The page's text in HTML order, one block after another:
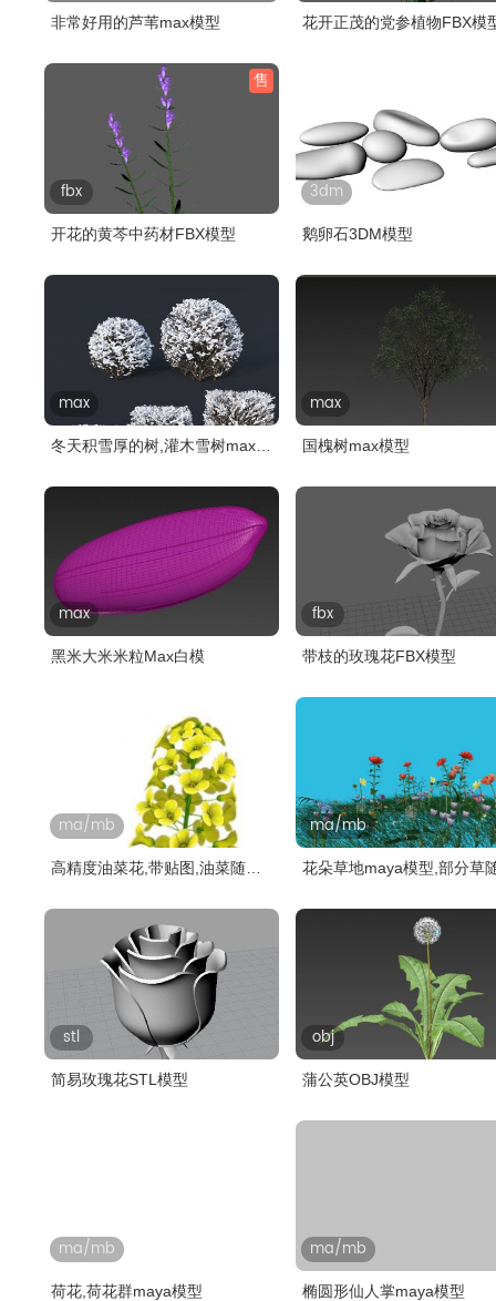
非常好用的芦苇max模型 花开正茂的党参植物FBX模
售
fbx
开花的黄芩中药材FBX模型
3dm
鹅卵石3DM模型
max
冬天积雪厚的树,灌木雪树max模
max
国槐树max模型
max
黑米大米米粒Max白模
fbx
带枝的玫瑰花FBX模型
ma/mb
高精度油菜花,带贴图,油菜随风
ma/mb
花朵草地maya模型,部分草
stl
简易玫瑰花STL模型
obj
蒲公英OBJ模型
ma/mb
荷花,荷花群maya模型
ma/mb
椭圆形仙人掌maya模型